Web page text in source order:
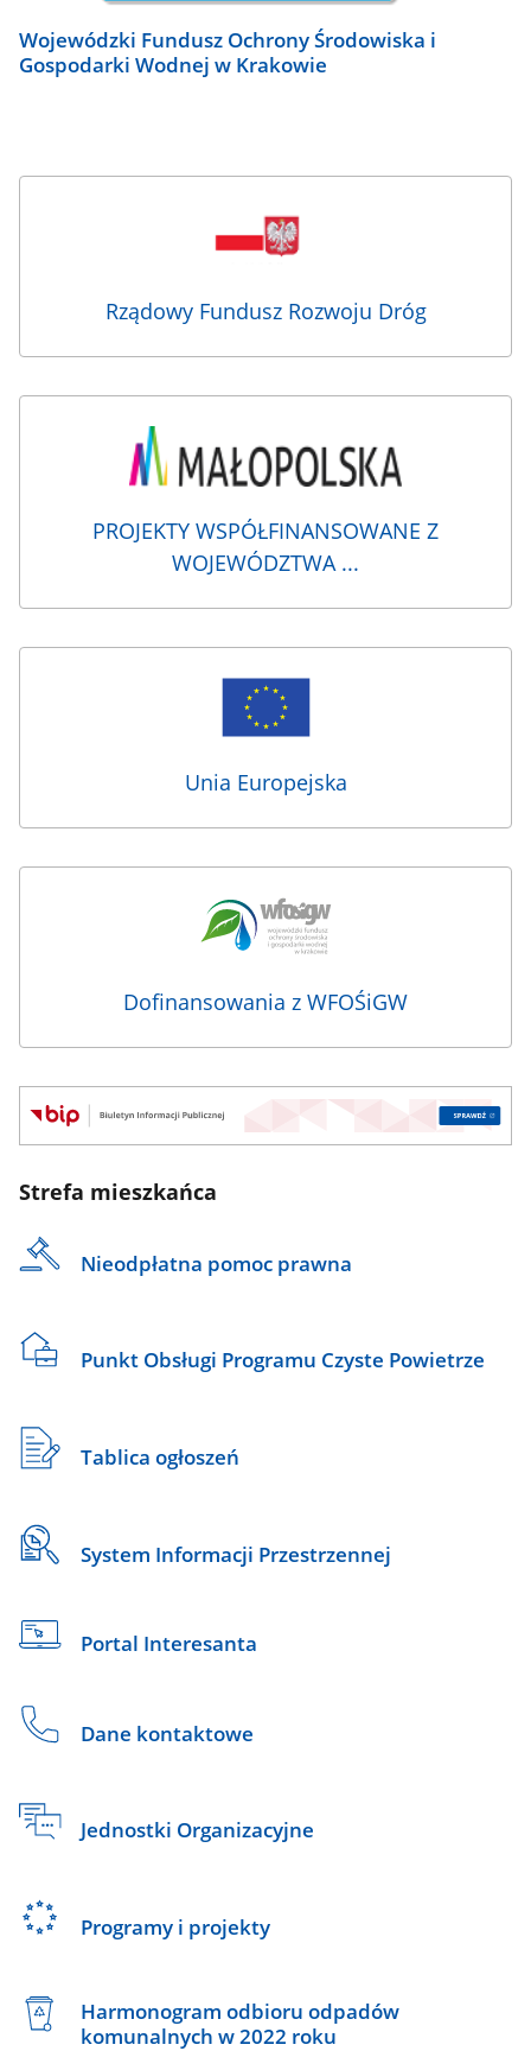
Wojewódzki Fundusz Ochrony Środowiska i
Gospodarki Wodnej w Krakowie
Rządowy Fundusz Rozwoju Dróg
PROJEKTY WSPÓŁFINANSOWANE Z
WOJEWÓDZTWA ...
Linki
Unia Europejska
Dofinansowania z WFOŚiGW
Strefa mieszkańca
Nieodpłatna pomoc prawna
Punkt Obsługi Programu Czyste Powietrze
Tablica ogłoszeń
System Informacji Przestrzennej
Portal Interesanta
Dane kontaktowe
Jednostki Organizacyjne
Programy i projekty
Harmonogram odbioru odpadów
komunalnych w 2022 roku